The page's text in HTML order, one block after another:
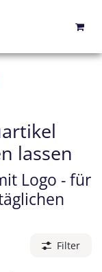
lassen
Logo - für
Filter